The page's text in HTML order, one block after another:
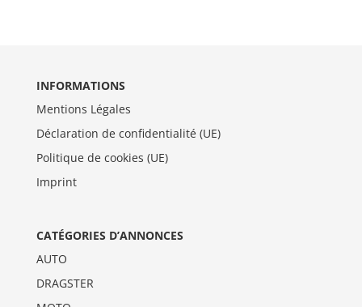
INFORMATIONS
Mentions Légales
Déclaration de confidentialité (UE)
Politique de cookies (UE)
Imprint
CATÉGORIES D’ANNONCES
AUTO
DRAGSTER